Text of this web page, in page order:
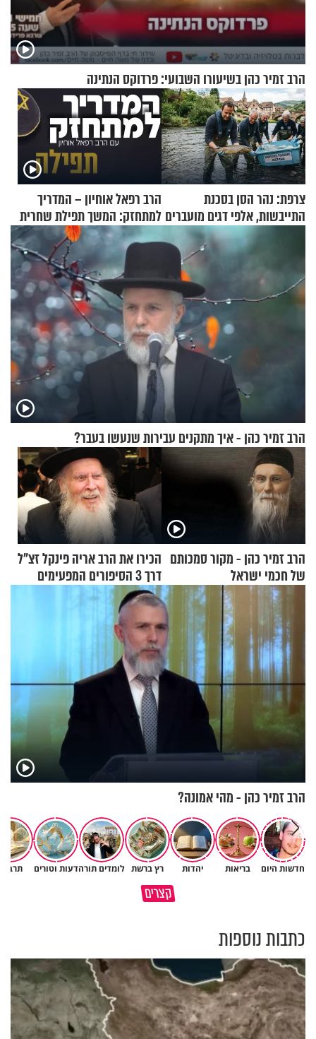
הרב זמיר כהן בשיעורו השבועי: פרדוקס הנתינה
צרפת: נהר הסן בסכנת
התייבשות, אלפי דגים מועברים
במבצעי חילוץ
הרב רפאל אוחיון – המדריך
למתחזק: המשך תפילת שחרית
מאשרי ועד עלינו
הרב זמיר כהן - איך מתקנים עבירות שנעשו בעבר?
הרב זמיר כהן - מקור סמכותם
של חכמי ישראל
הכירו את הרב אריה פינקל זצ"ל
דרך 3 הסיפורים המפעימים
האלה
הרב זמיר כהן - מהי אמונה?
חדשות היום בריאות יהדות רץ ברשת לומדים תורהדעות וטורים
קצרים
כל מה שנשבר יכול להיבנות מחדש
גם השולחן שבת שאתם מסדרים
כתבות נוספות